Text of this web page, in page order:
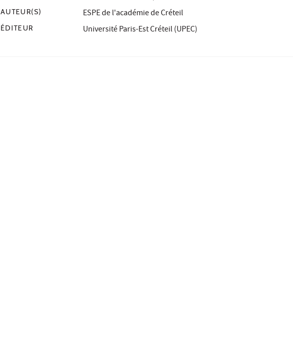
AUTEUR(S) ESPE de l'académie de Créteil
ÉDITEUR Université Paris-Est Créteil (UPEC)